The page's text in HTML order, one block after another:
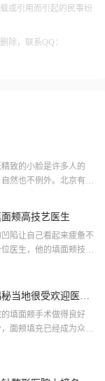
或引用而引起的民事纷
除，联系QQ：
致的小脸是许多人的
然也不例外。北京有没
颊高技艺医生
陷让自己看起来疲惫不
医生，他的填面颊技术
当地很受欢迎医美
填面颊手术做得良好
面颊填充已经成为众多